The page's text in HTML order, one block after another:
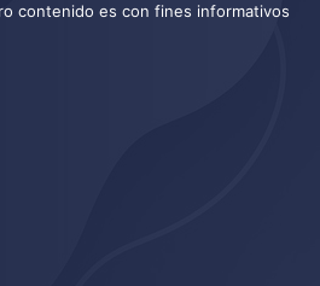
contenido es con fines informativos